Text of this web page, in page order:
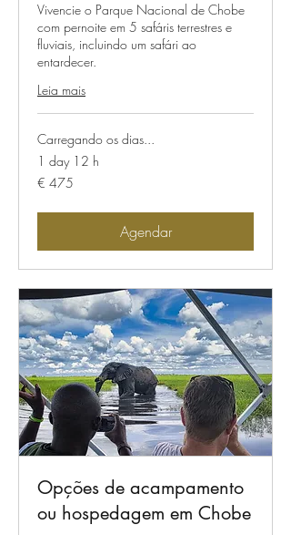
Vivencie o Parque Nacional de Chobe
com pernoite em 5 safáris terrestres e
fluviais, incluindo um safári ao
entardecer.
Leia mais
Carregando os dias...
1 day 12 h
475
Euros
€ 475
Agendar
Opções de acampamento
ou hospedagem em Chobe